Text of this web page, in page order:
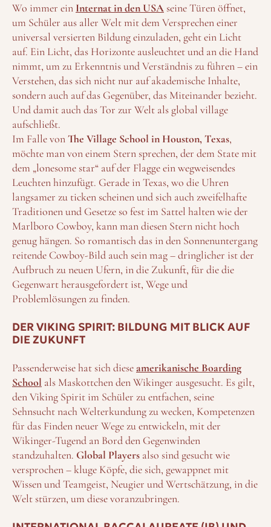
Wo immer ein Internat in den USAseine Türen öffnet,
um Schüler aus aller Welt mit dem Versprechen einer
universal versierten Bildung einzuladen, geht ein Licht
auf. Ein Licht, das Horizonte ausleuchtet und an die Hand
nimmt, um zu Erkenntnis und Verständnis zu führen – ein
Verstehen, das sich nicht nur auf akademische Inhalte,
sondern auch auf das Gegenüber, das Miteinander bezieht.
Und damit auch das Tor zur Welt als global village
aufschließt.
Im Falle vonThe Village School in Houston, Texas,
möchte man von einem Stern sprechen, der dem State mit
dem „lonesome star“ auf der Flagge ein wegweisendes
Leuchten hinzufügt. Gerade in Texas, wo die Uhren
langsamer zu ticken scheinen und sich auch zweifelhafte
Traditionen und Gesetze so fest im Sattel halten wie der
Marlboro Cowboy, kann man diesen Stern nicht hoch
genug hängen. So romantisch das in den Sonnenuntergang
reitende Cowboy-Bild auch sein mag – dringlicher ist der
Aufbruch zu neuen Ufern, in die Zukunft, für die die
Gegenwart herausgefordert ist, Wege und
Problemlösungen zu finden.
DER VIKING SPIRIT: BILDUNG MIT BLICK AUF
DIE ZUKUNFT
Passenderweise hat sich dieseamerikanische Boarding
School als Maskottchen den Wikinger ausgesucht. Es gilt,
den Viking Spirit im Schüler zu entfachen, seine
Sehnsucht nach Welterkundung zu wecken, Kompetenzen
für das Finden neuer Wege zu entwickeln, mit der
Wikinger-Tugend an Bord den Gegenwinden
standzuhalten. Global Players also sind gesucht wie
versprochen – kluge Köpfe, die sich, gewappnet mit
Wissen und Teamgeist, Neugier und Wertschätzung, in die
Welt stürzen, um diese voranzubringen.